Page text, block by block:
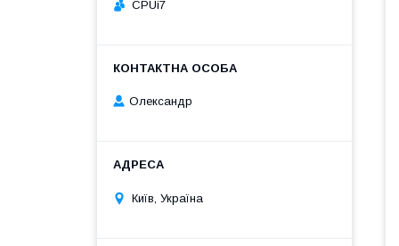
CPUi7
Олександр
Київ, Україна